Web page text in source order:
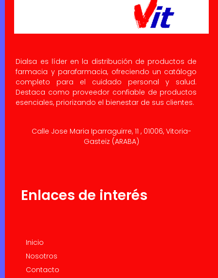
Dialsa es líder en la distribución de productos de
farmacia y parafarmacia, ofreciendo un catálogo
completo para el cuidado personal y salud.
Destaca como proveedor confiable de productos
esenciales, priorizando el bienestar de sus clientes.
Calle Jose Maria Iparraguirre, 11 , 01006, Vitoria-
Gasteiz (ARABA)
Enlaces de interés
Inicio
Nosotros
Contacto